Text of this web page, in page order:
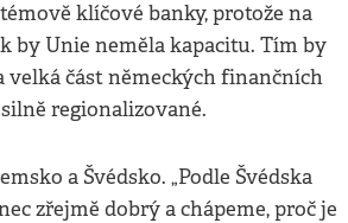
klíčové banky, protože na
by Unie neměla kapacitu. Tím by
část německých finančních
regionalizované.
a Švédsko. „Podle Švédska
zřejmě dobrý a chápeme, proč je